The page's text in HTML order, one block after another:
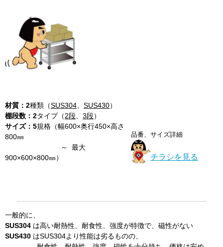
材質： 2種類（SUS304 SUS430）
棚段数： 2タイプ（2段 3段）
サイズ：5規格（幅600×奥行450×高さ
800㎜
～ 最大
900×600×800㎜）
品番、サイズ詳細
チラシを見る
一般的に、
SUS304 は高い耐熱性、耐食性、強度が特徴で、磁性がない
SUS430 はSUS304より性能は劣るものの、